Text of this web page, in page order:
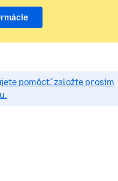
pomôcť, založte prosím